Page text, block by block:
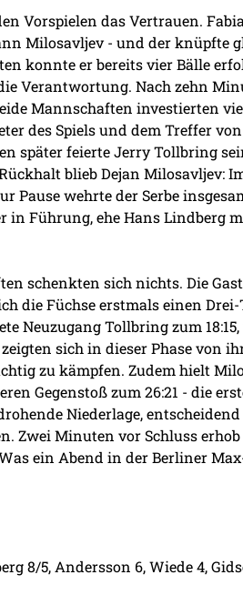
Vorspielen das Vertrauen.
Milosavljev - und der knüpfte
konnte er bereits vier Bälle
Verantwortung. Nach zehn
Mannschaften investierten
des Spiels und dem Treffer
später feierte Jerry Tollbring
blieb Dejan Milosavljev:
Pause wehrte der Serbe
in Führung, ehe Hans Lindberg
schenkten sich nichts. Die
die Füchse erstmals einen Drei-
Neuzugang Tollbring zum
sich in dieser Phase von
zu kämpfen. Zudem hielt
Gegenstoß zum 26:21 - die
Niederlage,
Zwei Minuten vor Schluss
ein Abend in der Berliner
8/5, Andersson 6, Wiede 4,